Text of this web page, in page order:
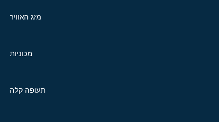
מזג האוויר
מכוניות
תעופה קלה